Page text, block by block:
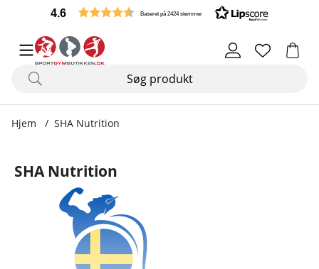
4.6 Baseret på 2424 stemmer
Hjem SHA Nutrition
SHA Nutrition